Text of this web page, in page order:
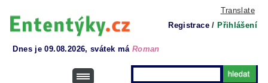
Translate
Registrace / Přihlášení
Dnes je 09.08.2026, svátek má Roman